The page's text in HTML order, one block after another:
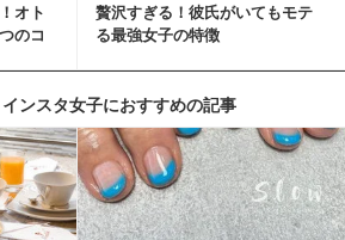
オト
のコ
贅沢すぎる！彼氏がいてもモテ
る最強女子の特徴
ンスタ女子におすすめの記事